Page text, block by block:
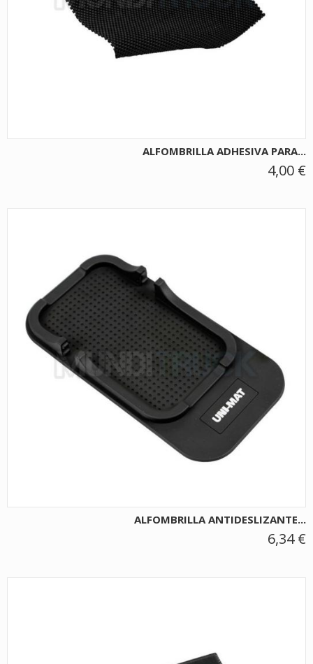
ALFOMBRILLA ADHESIVA PARA...
4,00 €
ALFOMBRILLA ANTIDESLIZANTE...
6,34 €